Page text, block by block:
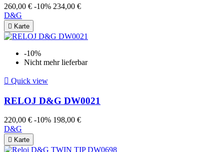
260,00 € -10% 234,00 €
D&G
 Karte
-10%
Nicht mehr lieferbar
 Quick view
RELOJ D&G DW0021
220,00 € -10% 198,00 €
D&G
 Karte